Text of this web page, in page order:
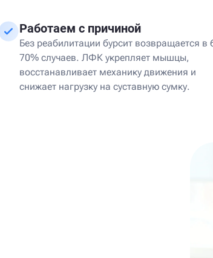
Работаем с причиной
Без реабилитации бурсит возвращается в
70% случаев. ЛФК укрепляет мышцы,
восстанавливает механику движения и
снижает нагрузку на суставную сумку.